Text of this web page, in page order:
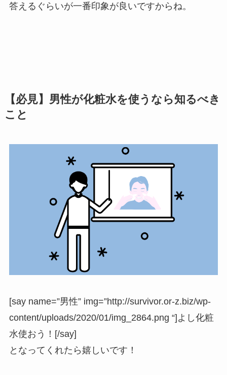
答えるぐらいが一番印象が良いですからね。
【必見】男性が化粧水を使うなら知るべき
こと
[say name=”男性” img=”http://survivor.or-z.biz/wp-
content/uploads/2020/01/img_2864.png “]よし化粧
水使おう！[/say]
となってくれたら嬉しいです！